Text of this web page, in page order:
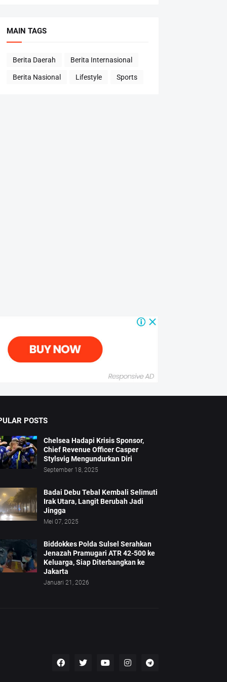
MAIN TAGS
Berita Daerah Berita Internasional
Berita Nasional Lifestyle Sports
POSTS
Chelsea Hadapi Krisis Sponsor,
Chief Revenue Officer Casper
Stylsvig Mengundurkan Diri
September 18, 2025
Badai Debu Tebal Kembali Selimuti
Irak Utara, Langit Berubah Jadi
Jingga
Mei 07, 2025
Biddokkes Polda Sulsel Serahkan
Jenazah Pramugari ATR 42-500 ke
Keluarga, Siap Diterbangkan ke
Jakarta
Januari 21, 2026